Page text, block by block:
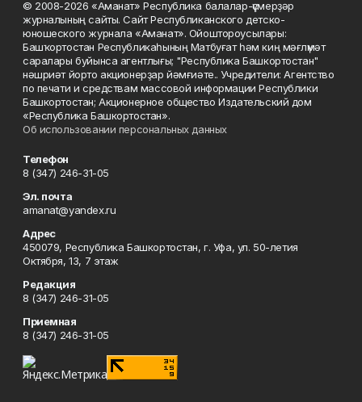
© 2008-2026 «Аманат» Республика балалар-үҫмерҙәр
журналының сайты. Сайт Республиканского детско-
юношеского журнала «Аманат». Ойоштороусылары:
Башҡортостан Республикаһының Матбуғат һәм киң мәғлүмәт
саралары буйынса агентлығы; "Республика Башкортостан"
нәшриәт йорто акционерҙар йәмғиәте.. Учредители: Агентство
по печати и средствам массовой информации Республики
Башкортостан; Акционерное общество Издательский дом
«Республика Башкортостан».
Об использовании персональных данных
Телефон
8 (347) 246-31-05
Эл. почта
amanat@yandex.ru
Адрес
450079, Республика Башкортостан, г. Уфа, ул. 50-летия
Октября, 13, 7 этаж
Редакция
8 (347) 246-31-05
Приемная
8 (347) 246-31-05